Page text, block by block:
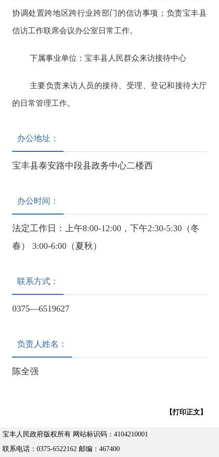
协调处置跨地区跨行业跨部门的信访事项；负责宝丰县
信访工作联席会议办公室日常工作。
下属事业单位：宝丰县人民群众来访接待中心
主要负责来访人员的接待、受理、登记和接待大厅
的日常管理工作。
办公地址：
宝丰县泰安路中段县政务中心二楼西
办公时间：
法定工作日：上午8:00-12:00，下午2:30-5:30（冬
春） 3:00-6:00（夏秋）
联系方式：
0375—6519627
负责人姓名：
陈全强
【打印正文】
宝丰人民政府版权所有 网站标识码：4104210001
联系电话：0375-6522162 邮编：467400